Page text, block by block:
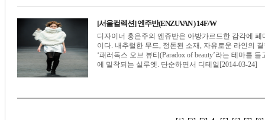
[서울컬렉션] 엔주반(ENZUVAN ) 14F/W
디자이너 홍은주의 엔쥬반은 아방가르드한 감각에
이다. 내추럴한 무드, 정돈된 소재, 자유로운 라인의
‘패러독스 오브 뷰티(Paradox of beauty’라는 테마를
에 밀착되는 실루엣. 단순하면서 디테일[2014-03-24]